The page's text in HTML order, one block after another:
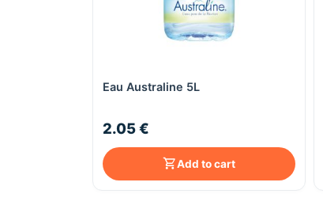
Quick View
Eau Australine 5L
2.05 €
Add to cart